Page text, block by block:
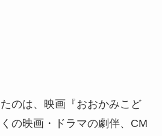
のは、映画『おおかみこど
の映画・ドラマの劇伴、CM